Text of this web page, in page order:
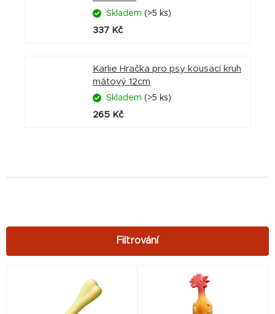
Skladem (>5 ks)
337 Kč
Karlie Hračka pro psy kousací kruh
mátový 12cm
Skladem (>5 ks)
265 Kč